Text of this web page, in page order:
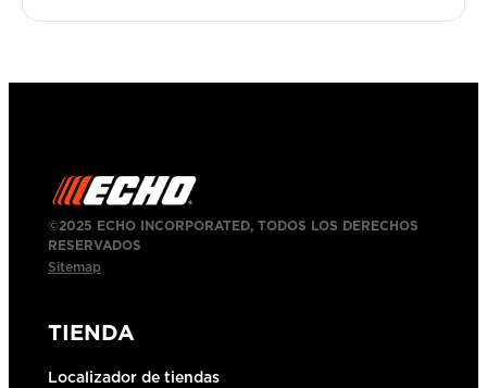
©2025 ECHO INCORPORATED, TODOS LOS DERECHOS
RESERVADOS
Sitemap
TIENDA
Localizador de tiendas